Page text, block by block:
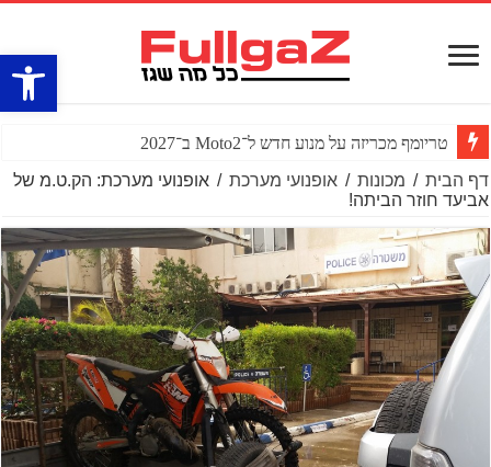
פתח
טריומף מכריזה על מנוע חדש ל־Moto2 ב־2027
דף הבית / מכונות / אופנועי מערכת / אופנועי מערכת: הק.ט.מ של
אביעד חוזר הביתה!